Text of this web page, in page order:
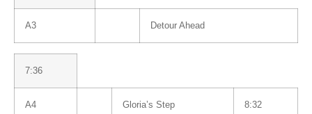
A3 Detour Ahead
7:36
A4 Gloria’s Step 8:32